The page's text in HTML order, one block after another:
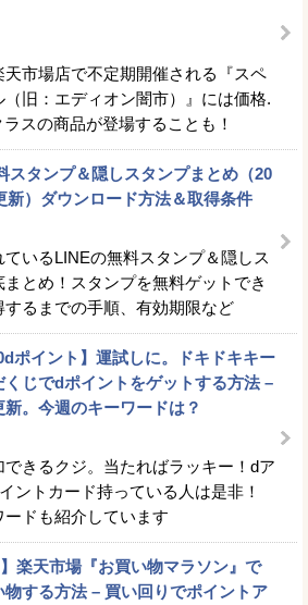
天市場店で不定期開催される『スペ
（旧：エディオン闇市）』には価格.
スの商品が登場することも！
スタンプ＆隠しスタンプまとめ（20
新）ダウンロード方法＆取得条件
いるLINEの無料スタンプ＆隠しス
まとめ！スタンプを無料ゲットでき
するまでの手順、有効期限など
ポイント】運試しに。ドキドキキー
くじでdポイントをゲットする方法 –
。今週のキーワードは？
できるクジ。当たればラッキー！dア
ントカード持っている人は是非！
ドも紹介しています
】楽天市場『お買い物マラソン』で
物する方法 – 買い回りでポイントア